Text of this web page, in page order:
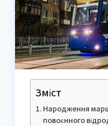
Зміст
Народження
повоєнного